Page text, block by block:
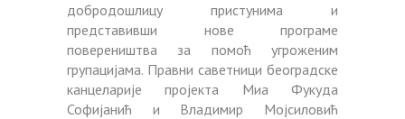
добродошлицу пристунима и
представивши нове програме
повереништва за помоћ угроженим
групацијама. Правни саветници београдске
канцеларије пројекта Миа Фукуда
Софијанић и Владимир Мојсиловић